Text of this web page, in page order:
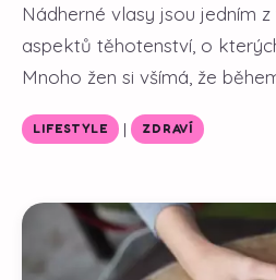
Nádherné vlasy jsou jedním
aspektů těhotenství, o
Mnoho žen si všímá, že
LIFESTYLE | ZDRAVÍ